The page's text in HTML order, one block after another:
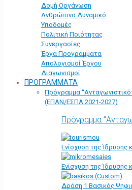
Δομή Οργάνωση
Ανθρώπινο Δυναμικό
Υποδομές
Πολιτική Ποιότητας
Συνεργασίες
Έργα Προγράμματα
Απολογισμοί Έργου
Διαγωνισμοί
ΠΡΟΓΡΑΜΜΑΤΑ
Πρόγραμμα
(ΕΠΑΝ/ΕΣΠΑ 2021-2027)
Πρόγραμμα
Ενίσχυση της Ίδρυσης
Ενίσχυση της Ίδρυσης
Δράση 1 Βασικός